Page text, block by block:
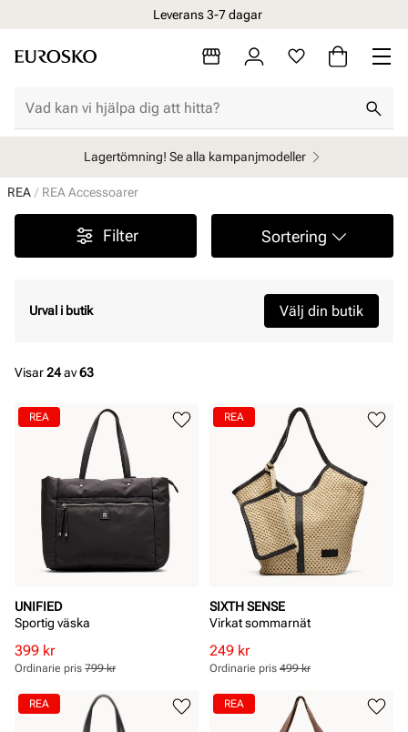
Leverans 3-7 dagar
Lagertömning! Se alla kampanjmodeller
REA REA Accessoarer
Filter Sortering
Urval i butik Välj din butik
Visar24av63
UNIFIED
Sportig väska
Rabatterat
pris
Pris
399 kr
Ordinarie
pris
Pris
Ordinarie pris 799 kr
REA
SIXTH SENSE
Virkat sommarnät
Rabatterat
pris
Pris
249 kr
Ordinarie
pris
Pris
Ordinarie pris 499 kr
REA
REA REA